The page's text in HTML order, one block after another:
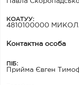
КОАТУУ:
4810100000
Контактна особа
ПІБ:
Прийма Євген